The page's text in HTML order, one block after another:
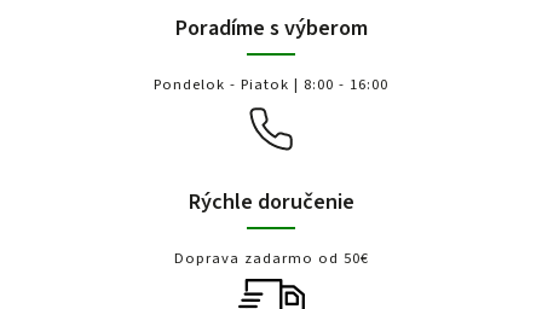
Poradíme s výberom
Pondelok - Piatok | 8:00 - 16:00
Rýchle doručenie
Doprava zadarmo od 50€